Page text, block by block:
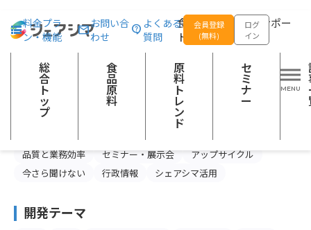
食品の企画開発をサポー
トする
料金プラ
ン・機能
お問い合
わせ
よくある
質問
会員登録
(無料)
ログ
イン
総
合
ト
ッ
プ
食
品
原
料
原
料
ト
レ
ン
ド
セ
ミ
ナ
ー
総合トップ 記事一覧
記事一覧
カテゴリー
食品産業の今と未来
品質と業務効率
セミナー・展示会
アップサイクル
今さら聞けない
行政情報 シェアシマ活用
開発テーマ